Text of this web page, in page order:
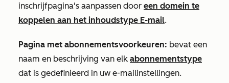
inschrijfpagina's aanpassen door een domein te
koppelen aan het inhoudstype E-mail.
Pagina met abonnementsvoorkeuren: bevat een
naam en beschrijving van elk abonnementstype
dat is gedefinieerd in uw e-mailinstellingen.